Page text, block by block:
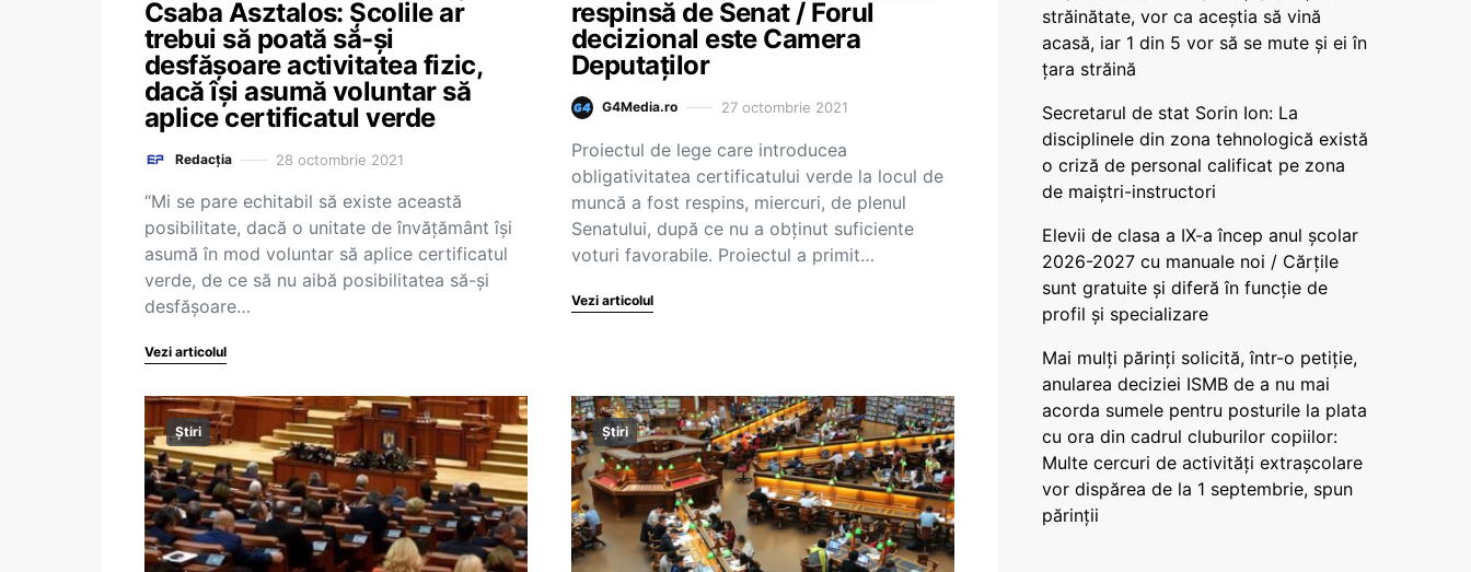
Csaba Asztalos: Școlile ar
trebui să poată să-și
desfășoare activitatea fizic,
dacă își asumă voluntar să
aplice certificatul verde
Redacția 28 octombrie 2021
“Mi se pare echitabil să existe această
posibilitate, dacă o unitate de învățământ își
asumă în mod voluntar să aplice certificatul
verde, de ce să nu aibă posibilitatea să-și
desfășoare…
Vezi articolul
respinsă de Senat / Forul
decizional este Camera
Deputaților
G4Media.ro 27 octombrie 2021
Proiectul de lege care introducea
obligativitatea certificatului verde la locul de
muncă a fost respins, miercuri, de plenul
Senatului, după ce nu a obținut suficiente
voturi favorabile. Proiectul a primit…
Vezi articolul
Știri Știri
străinătate, vor ca aceștia să vină
acasă, iar 1 din 5 vor să se mute și ei în
țara străină
Secretarul de stat Sorin Ion: La
disciplinele din zona tehnologică există
o criză de personal calificat pe zona
de maiștri-instructori
Elevii de clasa a IX-a încep anul școlar
2026-2027 cu manuale noi / Cărțile
sunt gratuite și diferă în funcție de
profil și specializare
Mai mulți părinți solicită, într-o petiție,
anularea deciziei ISMB de a nu mai
acorda sumele pentru posturile la plata
cu ora din cadrul cluburilor copiilor:
Multe cercuri de activități extrașcolare
vor dispărea de la 1 septembrie, spun
părinții